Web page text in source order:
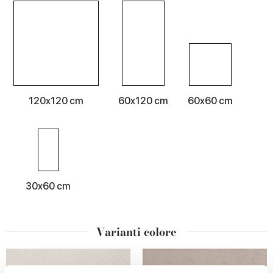
120x120 cm 60x120 cm 60x60 cm
30x60 cm
Varianti colore